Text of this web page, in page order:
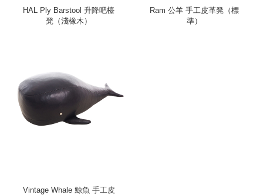
HAL Ply Barstool 升降吧檯
凳（淺橡木）
Ram 公羊 手工皮革凳（標
準）
Vintage Whale 鯨魚 手工皮